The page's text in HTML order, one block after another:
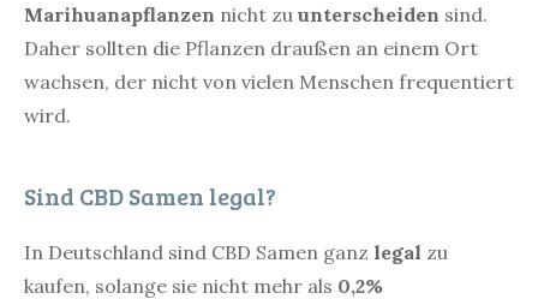
Marihuanapflanzen nicht zu unterscheiden sind.
Daher sollten die Pflanzen draußen an einem Ort
wachsen, der nicht von vielen Menschen frequentiert
wird.
Sind CBD Samen legal?
In Deutschland sind CBD Samen ganz legal zu
kaufen, solange sie nicht mehr als 0,2%